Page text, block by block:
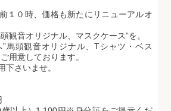
１０時、価格も新たにリニューアルオ
観音オリジナル、マスクケース”を。
馬頭観音オリジナル、Tシャツ・ベス
用意しております。
下さいませ。